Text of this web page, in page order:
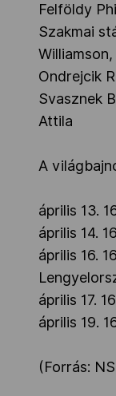
Felföldy
Szakmai
Ondrejcik
Svasznek
Attila
A
április 13.
április 14.
április 16.
április 17.
április 19.
(Forrás: